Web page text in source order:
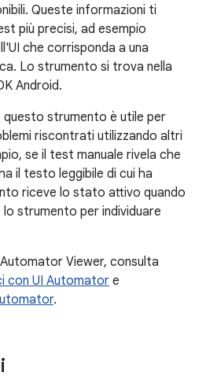
Queste informazioni ti
più precisi, ad esempio
che corrisponda a una
Lo strumento si trova nella
Android.
strumento è utile per
riscontrati utilizzando altri
se il test manuale rivela che
il testo leggibile di cui ha
riceve lo stato attivo quando
strumento per individuare
Viewer, consulta
con UI Automator e
.